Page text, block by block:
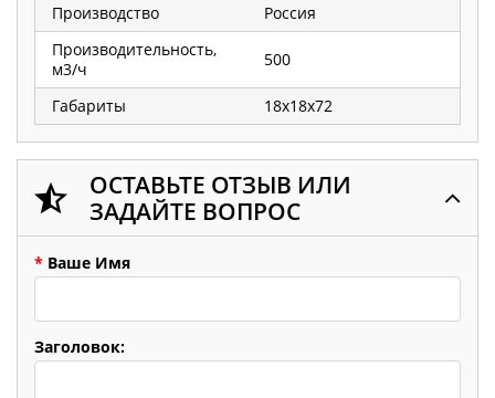
Производство
Россия
Производительность,
м3/ч
500
Габариты 18х18х72
ОСТАВЬТЕ ОТЗЫВ ИЛИ
ЗАДАЙТЕ ВОПРОС
* Ваше Имя
Заголовок: